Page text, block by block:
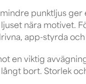
mindre punktljus
nära motivet.
app-styrda
en viktig
bort. Storlek